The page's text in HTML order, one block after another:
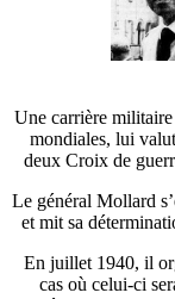
Une carrière
mondiales, lui
deux Croix de
Le général Mollard
et mit sa
En juillet 1940, il
cas où celui-ci